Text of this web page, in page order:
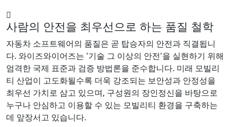
사람의 안전을 최우선으로 하는 품질 철학
자동차 소프트웨어의 품질은 곧 탑승자의 안전과 직결됩니
다. 와이즈와이어즈는 '기술 그 이상의 안전'을 실현하기 위해
엄격한 국제 표준과 검증 방법론을 준수합니다. 미래 모빌리
티 산업이 고도화될수록 더욱 강조되는 보안성과 안정성을
최우선 가치로 삼고 있으며, 구성원의 장인정신을 바탕으로
누구나 안심하고 이용할 수 있는 모빌리티 환경을 구축하는
데 앞장서고 있습니다.